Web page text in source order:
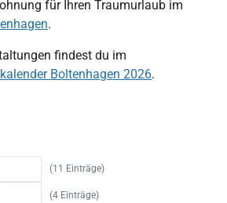
für Ihren Traumurlaub im
.
findest du im
Boltenhagen 2026.
(11 Einträge)
(4 Einträge)